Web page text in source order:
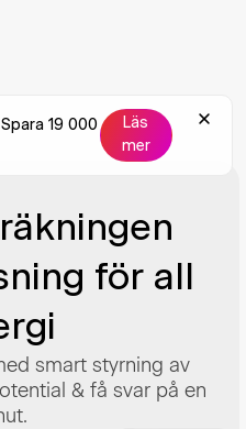
19 000
Läs
mer
för all
smart styrning av
& få svar på en